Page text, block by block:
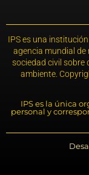
IPS es una
agencia mundial de
sociedad civil sobre
ambiente.
IPS es la única
personal y